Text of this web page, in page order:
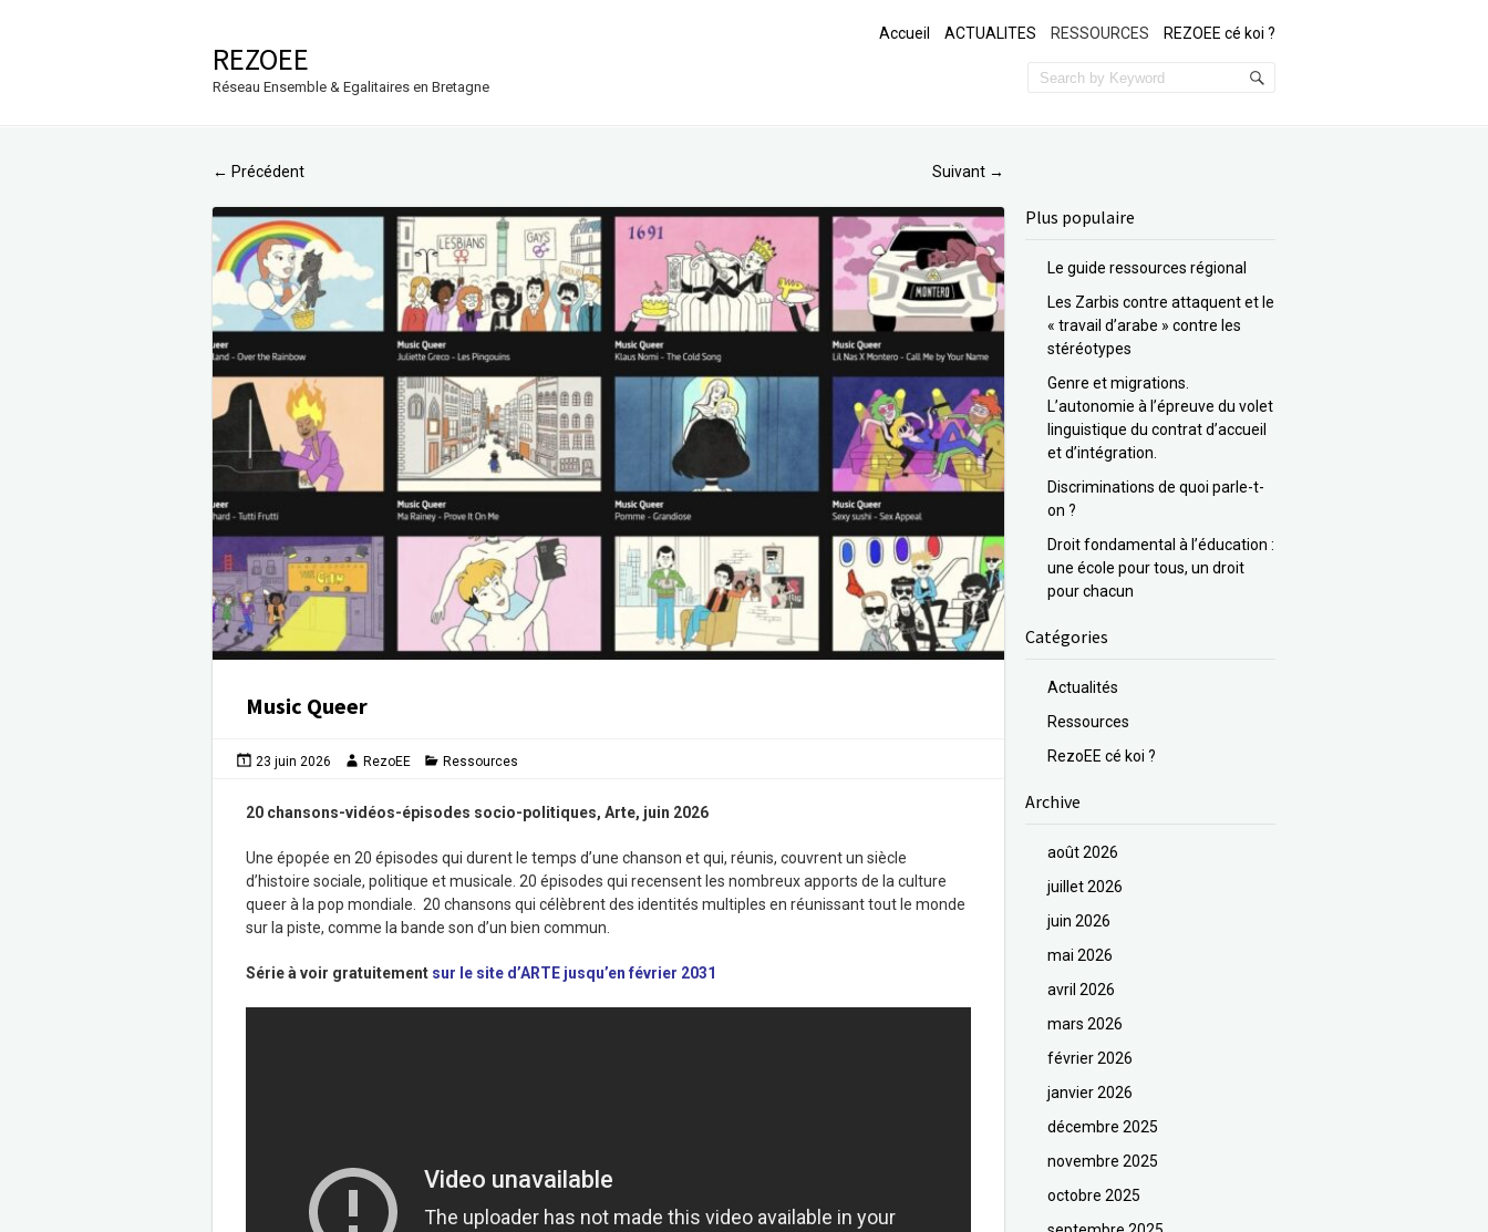
REZOEE
Réseau Ensemble & Egalitaires en Bretagne
Accueil ACTUALITES RESSOURCES REZOEE cé koi ?
← Précédent Suivant →
Music Queer
23 juin 2026 RezoEE Ressources
20 chansons-vidéos-épisodes socio-politiques, Arte, juin 2026
Une épopée en 20 épisodes qui durent le temps d’une chanson et qui, réunis, couvrent un siècle
d’histoire sociale, politique et musicale. 20 épisodes qui recensent les nombreux apports de la culture
queer à la pop mondiale. 20 chansons qui célèbrent des identités multiples en réunissant tout le monde
sur la piste, comme la bande son d’un bien commun.
Série à voir gratuitement sur le site d’ARTE jusqu’en février 2031
Plus populaire
Le guide ressources régional
Les Zarbis contre attaquent et le
« travail d’arabe » contre les
stéréotypes
Genre et migrations.
L’autonomie à l’épreuve du volet
linguistique du contrat d’accueil
et d’intégration.
Discriminations de quoi parle-t-
on ?
Droit fondamental à l’éducation :
une école pour tous, un droit
pour chacun
Catégories
Actualités
Ressources
RezoEE cé koi ?
Archive
août 2026
juillet 2026
juin 2026
mai 2026
avril 2026
mars 2026
février 2026
janvier 2026
décembre 2025
novembre 2025
octobre 2025